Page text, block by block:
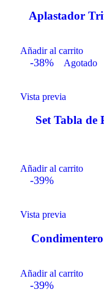
Aplastador
Añadir al carrito
-38% Agotado
Vista previa
Set Tabla
Añadir al carrito
-39%
Vista previa
Añadir al carrito
-39%